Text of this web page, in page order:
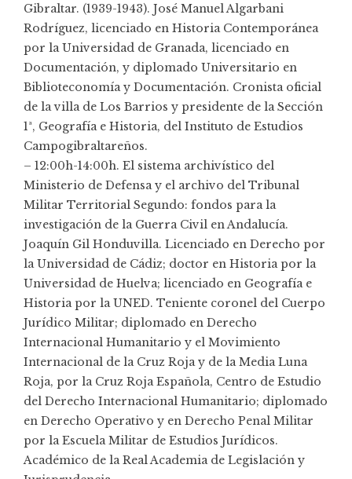
Gibraltar. (1939-1943). José Manuel Algarbani
Rodríguez, licenciado en Historia Contemporánea
por la Universidad de Granada, licenciado en
Documentación, y diplomado Universitario en
Biblioteconomía y Documentación. Cronista oficial
de la villa de Los Barrios y presidente de la Sección
1ª, Geografía e Historia, del Instituto de Estudios
Campogibraltareños.
– 12:00h-14:00h. El sistema archivístico del
Ministerio de Defensa y el archivo del Tribunal
Militar Territorial Segundo: fondos para la
investigación de la Guerra Civil en Andalucía.
Joaquín Gil Honduvilla. Licenciado en Derecho por
la Universidad de Cádiz; doctor en Historia por la
Universidad de Huelva; licenciado en Geografía e
Historia por la UNED. Teniente coronel del Cuerpo
Jurídico Militar; diplomado en Derecho
Internacional Humanitario y el Movimiento
Internacional de la Cruz Roja y de la Media Luna
Roja, por la Cruz Roja Española, Centro de Estudio
del Derecho Internacional Humanitario; diplomado
en Derecho Operativo y en Derecho Penal Militar
por la Escuela Militar de Estudios Jurídicos.
Académico de la Real Academia de Legislación y